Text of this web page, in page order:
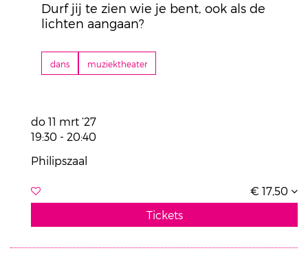
Durf jij te zien wie je bent, ook als de
lichten aangaan?
dans muziektheater
do 11 mrt ’27
19:30 - 20:40
Philipszaal
€ 17,50
Tickets